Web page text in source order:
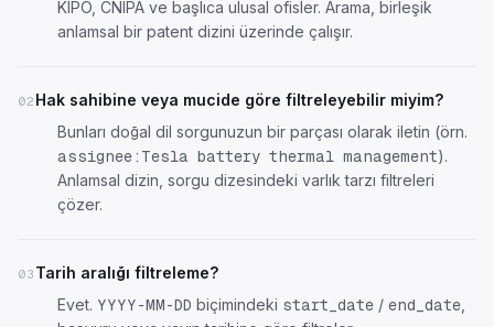
KIPO, CNIPA ve başlıca ulusal ofisler. Arama, birleşik
anlamsal bir patent dizini üzerinde çalışır.
02 Hak sahibine veya mucide göre filtreleyebilir miyim?
Bunları doğal dil sorgunuzun bir parçası olarak iletin (örn.
assignee:Tesla battery thermal management).
Anlamsal dizin, sorgu dizesindeki varlık tarzı filtreleri
çözer.
03 Tarih aralığı filtreleme?
Evet. YYYY-MM-DD biçimindeki start_date / end_date